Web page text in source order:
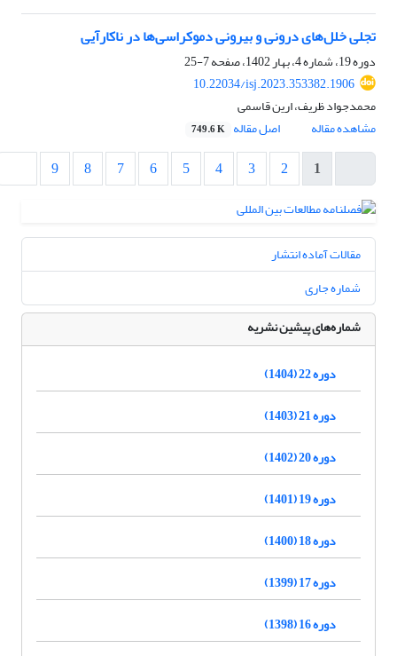
تجلی خلل‌های درونی و بیرونی دموکراسی‌ها در ناکارآیی
دوره 19، شماره 4، بهار 1402، صفحه
7-25
10.22034/isj.2023.353382.1906
محمدجواد ظریف، ارین قاسمی
مشاهده مقاله
اصل مقاله 749.6 K
1
2
3
4
5
6
7
8
9
مقالات آماده انتشار
شماره جاری
شماره‌های پیشین نشریه
دوره 22 (1404)
دوره 21 (1403)
دوره 20 (1402)
دوره 19 (1401)
دوره 18 (1400)
دوره 17 (1399)
دوره 16 (1398)